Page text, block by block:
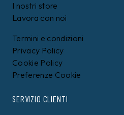
I nostri store
Lavora con noi
Termini e condizioni
Privacy Policy
Cookie Policy
Preferenze Cookie
SERVIZIO CLIENTI